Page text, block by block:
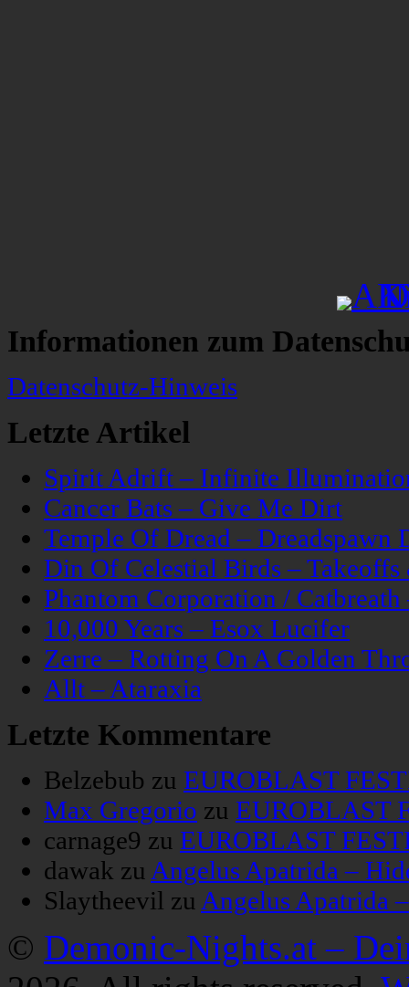
Informationen zum
Datenschutz-Hinweis
Letzte Artikel
Spirit Adrift – Infinite
Cancer Bats – Give Me Dirt
Temple Of Dread – Dreadspawn
Din Of Celestial Birds –
Phantom Corporation /
10,000 Years – Esox Lucifer
Zerre – Rotting On A Golden
Allt – Ataraxia
Letzte Kommentare
Belzebub zu EUROBLAST
Max Gregorio zu EUROBLAST
carnage9 zu EUROBLAST
dawak zu Angelus Apatrida –
Slaytheevil zu Angelus Apatrida
© Demonic-Nights.at –